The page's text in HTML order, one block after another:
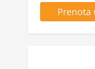
Prenota